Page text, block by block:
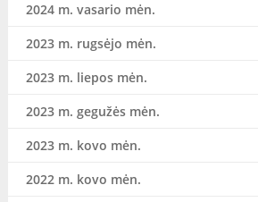
2024 m. vasario mėn.
2023 m. rugsėjo mėn.
2023 m. liepos mėn.
2023 m. gegužės mėn.
2023 m. kovo mėn.
2022 m. kovo mėn.